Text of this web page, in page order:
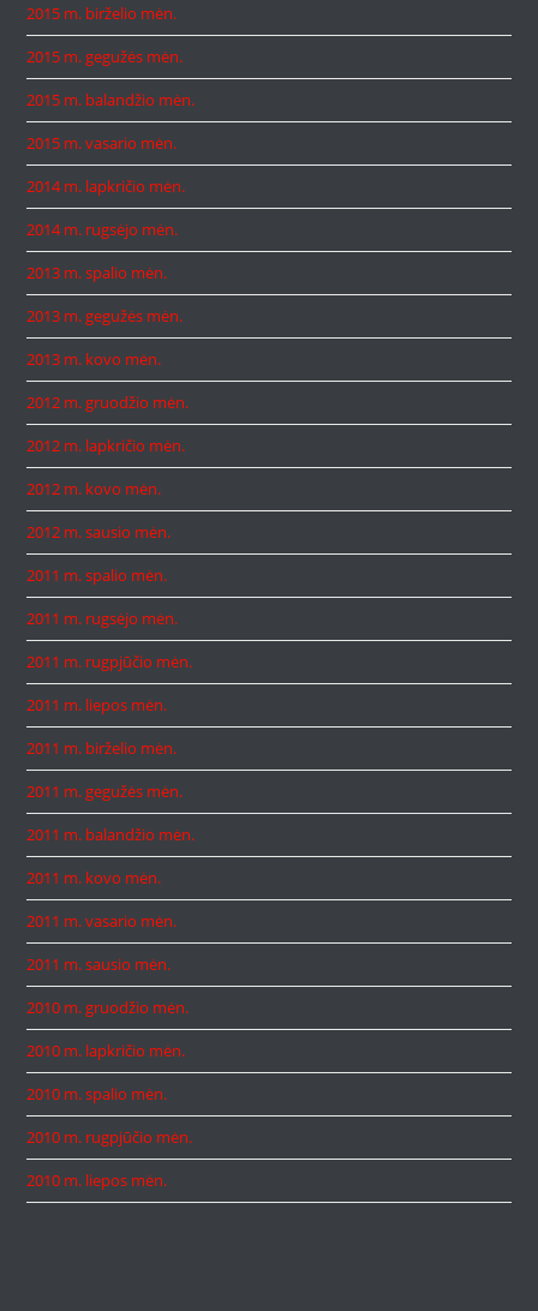
2015 m. birželio mėn.
2015 m. gegužės mėn.
2015 m. balandžio mėn.
2015 m. vasario mėn.
2014 m. lapkričio mėn.
2014 m. rugsėjo mėn.
2013 m. spalio mėn.
2013 m. gegužės mėn.
2013 m. kovo mėn.
2012 m. gruodžio mėn.
2012 m. lapkričio mėn.
2012 m. kovo mėn.
2012 m. sausio mėn.
2011 m. spalio mėn.
2011 m. rugsėjo mėn.
2011 m. rugpjūčio mėn.
2011 m. liepos mėn.
2011 m. birželio mėn.
2011 m. gegužės mėn.
2011 m. balandžio mėn.
2011 m. kovo mėn.
2011 m. vasario mėn.
2011 m. sausio mėn.
2010 m. gruodžio mėn.
2010 m. lapkričio mėn.
2010 m. spalio mėn.
2010 m. rugpjūčio mėn.
2010 m. liepos mėn.